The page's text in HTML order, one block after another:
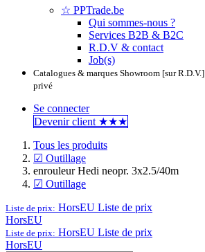
☆ PPTrade.be
Qui sommes-nous ?
Services B2B & B2C
R.D.V & contact
Job(s)
Catalogues & marques Showroom [sur R.D.V.]
privé
Se connecter
Devenir clie​​​​​​nt ★★★
Tous les produits
☑ Outillage
enrouleur Hedi neopr. 3x2.5/40m
☑ Outillage
Liste de prix: HorsEU Liste de prix
HorsEU
Liste de prix: HorsEU Liste de prix
HorsEU